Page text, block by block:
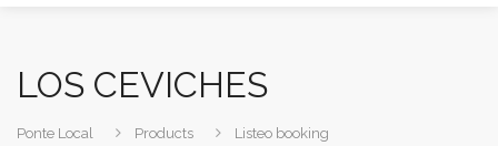
LOS CEVICHES
Ponte Local Products
Listeo booking